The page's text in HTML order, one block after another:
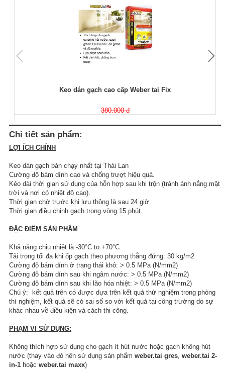
Keo dán gạch cao cấp Weber tai Fix
380.000 đ
Chi tiết sản phẩm:
LỢI ÍCH CHÍNH
Keo dán gạch bán chạy nhất tại Thái Lan
Cường độ bám dính cao và chống trượt hiệu quả.
Kéo dài thời gian sử dụng của hỗn hợp sau khi trộn (tránh ánh nắng mặt
trời và nơi có nhiệt độ cao).
Thời gian chờ trước khi lưu thông là sau 24 giờ.
Thời gian điều chỉnh gạch trong vòng 15 phút.
ĐẶC ĐIỂM SẢN PHẨM
Khả năng chịu nhiệt là -30°C to +70°C
Tải trọng tối đa khi ốp gạch theo phương thẳng đứng: 30 kg/m2
Cường độ bám dính ở trạng thái khô: > 0.5 MPa (N/mm2)
Cường độ bám dính sau khi ngâm nước: > 0.5 MPa (N/mm2)
Cường độ bám dính sau khi lão hóa nhiệt: > 0.5 MPa (N/mm2)
Chú ý: kết quả trên có được dựa trên kết quả thử nghiệm trong phòng
thí nghiệm, kết quả sẽ có sai số so với kết quả tại công trường do sự
khác nhau về điều kiện và cách thi công.
PHẠM VI SỬ DỤNG:
Không thích hợp sử dụng cho gạch ít hút nước hoặc gạch không hút
nước (thay vào đó nên sử dụng sản phẩm weber.tai gres weber.tai 2-
in-1 hoặc weber.tai maxx)